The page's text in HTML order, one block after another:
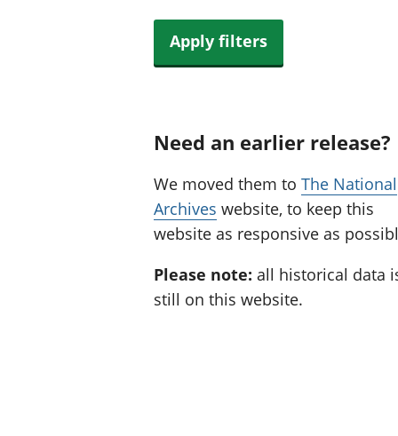
Apply filters
Need an earlier release?
We moved them to The National
Archives website, to keep this
website as responsive as
Please note: all historical data
still on this website.